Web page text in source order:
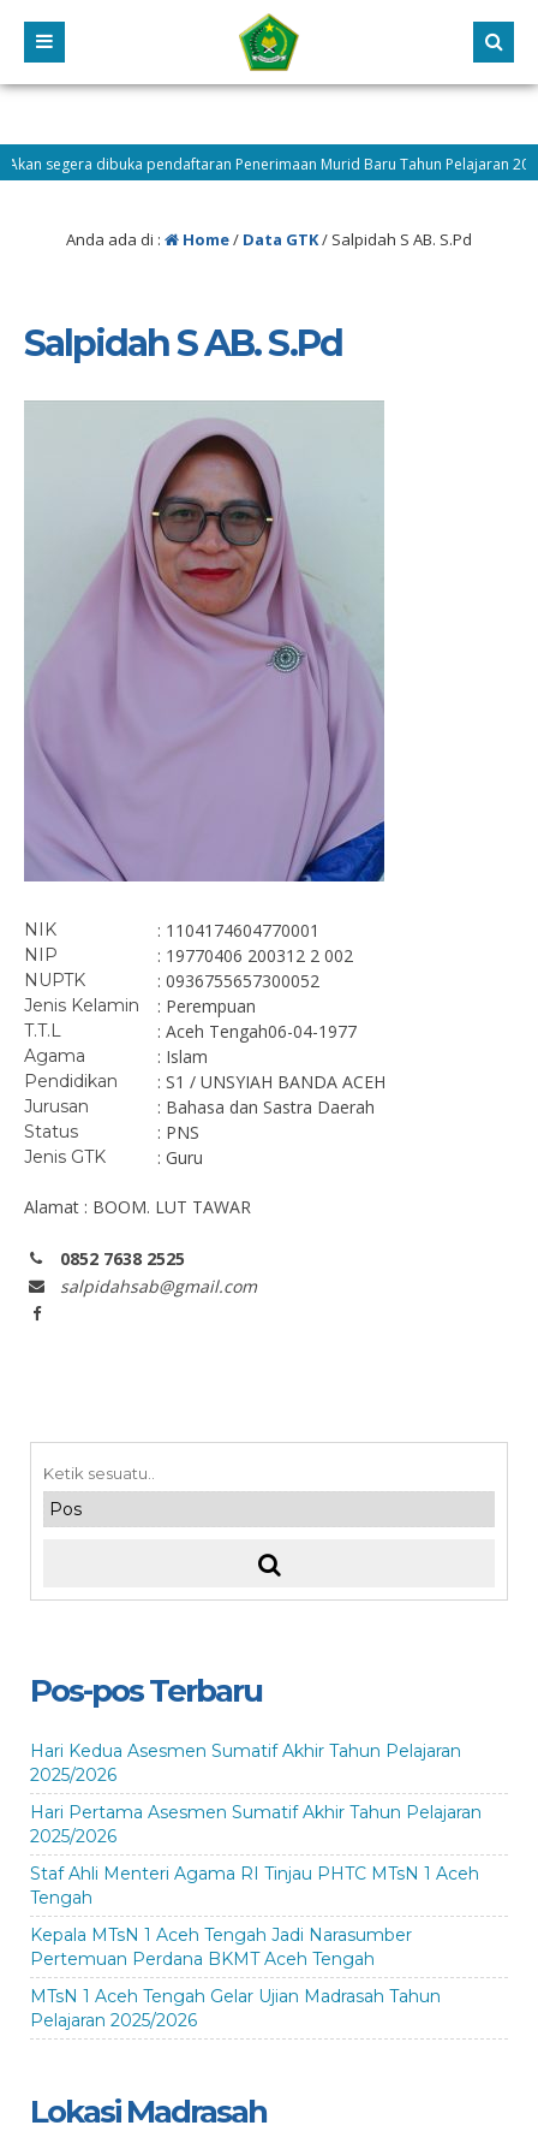
segera dibuka pendaftaran Penerimaan Murid Baru Tahun Pelajaran 2026/
Anda ada di : Home/ Data GTK/ Salpidah S AB. S.Pd
Salpidah S AB. S.Pd
NIK : 1104174604770001
NIP : 19770406 200312 2 002
NUPTK : 0936755657300052
Jenis Kelamin : Perempuan
T.T.L : Aceh Tengah06-04-1977
Agama : Islam
Pendidikan : S1 / UNSYIAH BANDA ACEH
Jurusan : Bahasa dan Sastra Daerah
Status : PNS
Jenis GTK : Guru
Alamat : BOOM. LUT TAWAR
0852 7638 2525
salpidahsab@gmail.com
Pos-pos Terbaru
Hari Kedua Asesmen Sumatif Akhir Tahun Pelajaran
2025/2026
Hari Pertama Asesmen Sumatif Akhir Tahun Pelajaran
2025/2026
Staf Ahli Menteri Agama RI Tinjau PHTC MTsN 1 Aceh
Tengah
Kepala MTsN 1 Aceh Tengah Jadi Narasumber
Pertemuan Perdana BKMT Aceh Tengah
MTsN 1 Aceh Tengah Gelar Ujian Madrasah Tahun
Pelajaran 2025/2026
Lokasi Madrasah